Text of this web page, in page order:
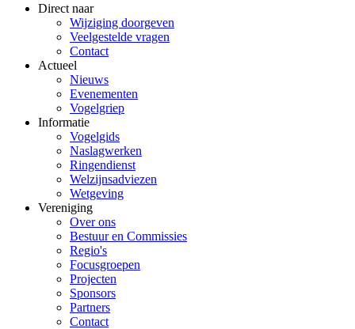
Direct naar
Wijziging doorgeven
Veelgestelde vragen
Contact
Actueel
Nieuws
Evenementen
Vogelgriep
Informatie
Vogelgids
Naslagwerken
Ringendienst
Welzijnsadviezen
Wetgeving
Vereniging
Over ons
Bestuur en Commissies
Regio's
Focusgroepen
Projecten
Sponsors
Partners
Contact